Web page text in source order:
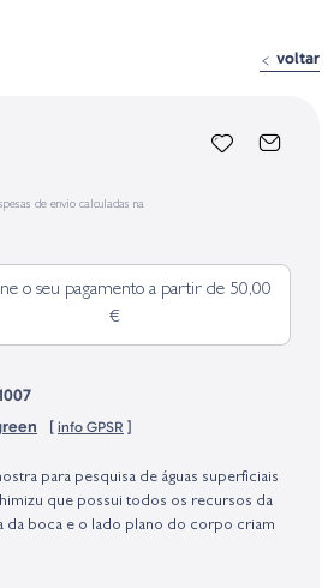
voltar
de envio calculadas na
o seu pagamento a partir de 50,00
€
[ info GPSR ]
conforme requerido no Regulamento
Produtos (GPSR):
para pesquisa de águas superficiais
que possui todos os recursos da
da boca e o lado plano do corpo criam
do corpo, há bolas de tungstênio de